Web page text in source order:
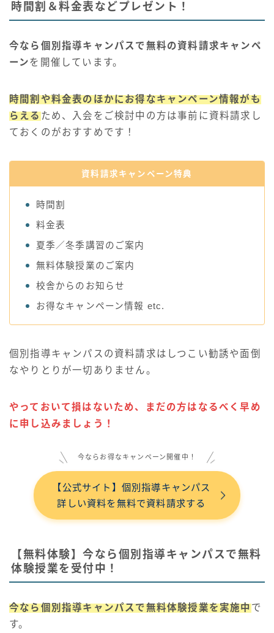
時間割＆料金表などプレゼント！
今なら個別指導キャンパスで無料の資料請求キャンペ
ーンを開催しています。
時間割や料金表のほかにお得なキャンペーン情報がも
らえる ため、入会をご検討中の方は事前に資料請求し
ておくのがおすすめです！
資料請求キャンペーン特典
時間割
料金表
夏季／冬季講習のご案内
無料体験授業のご案内
校舎からのお知らせ
お得なキャンペーン情報 etc.
個別指導キャンパスの資料請求はしつこい勧誘や面倒
なやりとりが一切ありません。
やっておいて損はないため、まだの方はなるべく早め
に申し込みましょう！
今ならお得なキャンペーン開催中！
【公式サイト】個別指導キャンパス
詳しい資料を無料で資料請求する
【無料体験】今なら個別指導キャンパスで無料
体験授業を受付中！
今なら個別指導キャンパスで無料体験授業を実施中 で
す。